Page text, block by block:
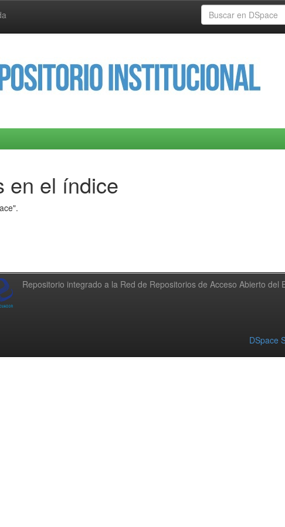
en el índice
Repositorio integrado a la Red de Repositorios de Acceso Abierto del
DSpace